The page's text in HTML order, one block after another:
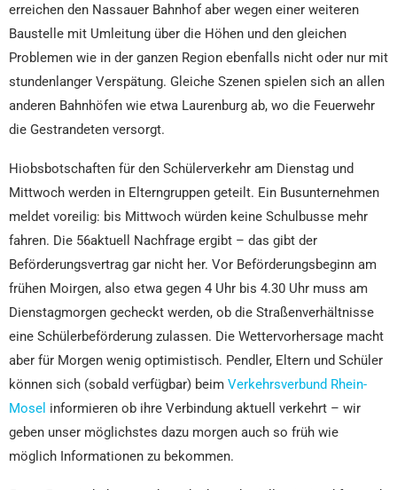
erreichen den Nassauer Bahnhof aber wegen einer weiteren
Baustelle mit Umleitung über die Höhen und den gleichen
Problemen wie in der ganzen Region ebenfalls nicht oder nur mit
stundenlanger Verspätung. Gleiche Szenen spielen sich an allen
anderen Bahnhöfen wie etwa Laurenburg ab, wo die Feuerwehr
die Gestrandeten versorgt.
Hiobsbotschaften für den Schülerverkehr am Dienstag und
Mittwoch werden in Elterngruppen geteilt. Ein Busunternehmen
meldet voreilig: bis Mittwoch würden keine Schulbusse mehr
fahren. Die 56aktuell Nachfrage ergibt – das gibt der
Beförderungsvertrag gar nicht her. Vor Beförderungsbeginn am
frühen Moirgen, also etwa gegen 4 Uhr bis 4.30 Uhr muss am
Dienstagmorgen gecheckt werden, ob die Straßenverhältnisse
eine Schülerbeförderung zulassen. Die Wettervorhersage macht
aber für Morgen wenig optimistisch. Pendler, Eltern und Schüler
können sich (sobald verfügbar) beim Verkehrsverbund Rhein-
Mosel informieren ob ihre Verbindung aktuell verkehrt – wir
geben unser möglichstes dazu morgen auch so früh wie
möglich Informationen zu bekommen.